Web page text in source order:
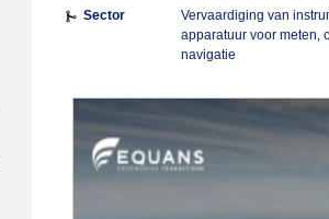
Sector
Vervaardiging van
apparatuur voor meten,
navigatie